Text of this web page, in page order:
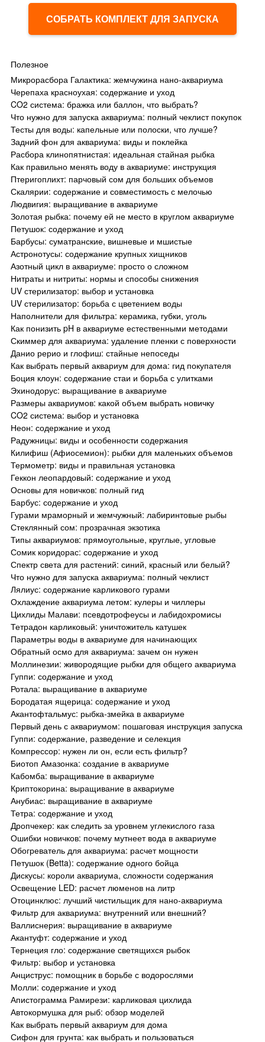
СОБРАТЬ КОМПЛЕКТ ДЛЯ ЗАПУСКА
Полезное
Микрорасбора Галактика: жемчужина нано-аквариума
Черепаха красноухая: содержание и уход
CO2 система: бражка или баллон, что выбрать?
Что нужно для запуска аквариума: полный чеклист покупок
Тесты для воды: капельные или полоски, что лучше?
Задний фон для аквариума: виды и поклейка
Расбора клинопятнистая: идеальная стайная рыбка
Как правильно менять воду в аквариуме: инструкция
Птеригоплихт: парчовый сом для больших объемов
Скалярии: содержание и совместимость с мелочью
Людвигия: выращивание в аквариуме
Золотая рыбка: почему ей не место в круглом аквариуме
Петушок: содержание и уход
Барбусы: суматранские, вишневые и мшистые
Астронотусы: содержание крупных хищников
Азотный цикл в аквариуме: просто о сложном
Нитраты и нитриты: нормы и способы снижения
UV стерилизатор: выбор и установка
UV стерилизатор: борьба с цветением воды
Наполнители для фильтра: керамика, губки, уголь
Как понизить pH в аквариуме естественными методами
Скиммер для аквариума: удаление пленки с поверхности
Данио рерио и глофиш: стайные непоседы
Как выбрать первый аквариум для дома: гид покупателя
Боция клоун: содержание стаи и борьба с улитками
Эхинодорус: выращивание в аквариуме
Размеры аквариумов: какой объем выбрать новичку
CO2 система: выбор и установка
Неон: содержание и уход
Радужницы: виды и особенности содержания
Килифиш (Афиосемион): рыбки для маленьких объемов
Термометр: виды и правильная установка
Геккон леопардовый: содержание и уход
Основы для новичков: полный гид
Барбус: содержание и уход
Гурами мраморный и жемчужный: лабиринтовые рыбы
Стеклянный сом: прозрачная экзотика
Типы аквариумов: прямоугольные, круглые, угловые
Сомик коридорас: содержание и уход
Спектр света для растений: синий, красный или белый?
Что нужно для запуска аквариума: полный чеклист
Лялиус: содержание карликового гурами
Охлаждение аквариума летом: кулеры и чиллеры
Цихлиды Малави: псевдотрофеусы и лабидохромисы
Тетрадон карликовый: уничтожитель катушек
Параметры воды в аквариуме для начинающих
Обратный осмо для аквариума: зачем он нужен
Моллинезии: живородящие рыбки для общего аквариума
Гуппи: содержание и уход
Ротала: выращивание в аквариуме
Бородатая ящерица: содержание и уход
Акантофтальмус: рыбка-змейка в аквариуме
Первый день с аквариумом: пошаговая инструкция запуска
Гуппи: содержание, разведение и селекция
Компрессор: нужен ли он, если есть фильтр?
Биотоп Амазонка: создание в аквариуме
Кабомба: выращивание в аквариуме
Криптокорина: выращивание в аквариуме
Анубиас: выращивание в аквариуме
Тетра: содержание и уход
Дропчекер: как следить за уровнем углекислого газа
Ошибки новичков: почему мутнеет вода в аквариуме
Обогреватель для аквариума: расчет мощности
Петушок (Betta): содержание одного бойца
Дискусы: короли аквариума, сложности содержания
Освещение LED: расчет люменов на литр
Отоцинклюс: лучший чистильщик для нано-аквариума
Фильтр для аквариума: внутренний или внешний?
Валлиснерия: выращивание в аквариуме
Акантуфт: содержание и уход
Тернеция гло: содержание светящихся рыбок
Фильтр: выбор и установка
Анциструс: помощник в борьбе с водорослями
Молли: содержание и уход
Апистограмма Рамирези: карликовая цихлида
Автокормушка для рыб: обзор моделей
Как выбрать первый аквариум для дома
Сифон для грунта: как выбрать и пользоваться